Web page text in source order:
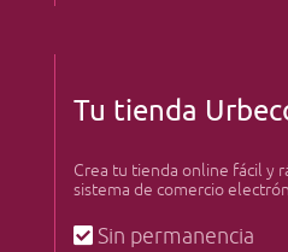
Tu tienda
Crea tu tienda online fácil y
sistema de comercio
Sin permanencia